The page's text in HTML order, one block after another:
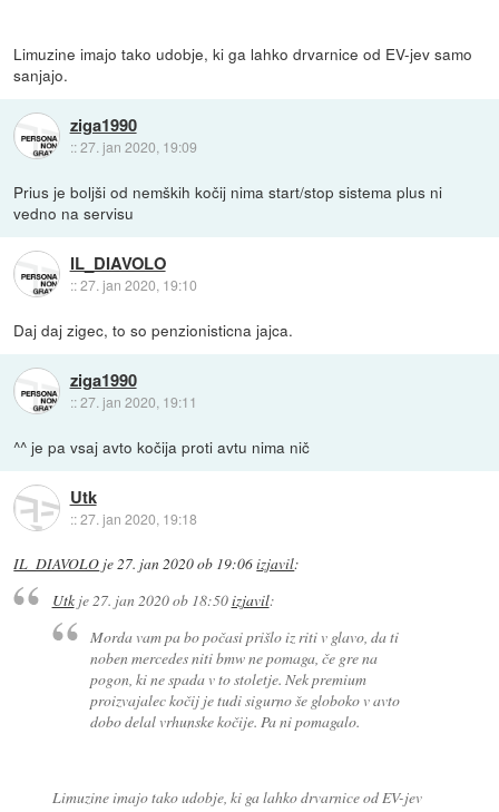
Limuzine imajo tako udobje, ki ga lahko drvarnice od EV-jev samo
sanjajo.
ziga1990
::27. jan 2020, 19:09
Prius je boljši od nemških kočij nima start/stop sistema plus ni
vedno na servisu
IL_DIAVOLO
::27. jan 2020, 19:10
Daj daj zigec, to so penzionisticna jajca.
ziga1990
::27. jan 2020, 19:11
^^ je pa vsaj avto kočija proti avtu nima nič
Utk
::27. jan 2020, 19:18
IL_DIAVOLO je27. jan 2020 ob 19:06izjavil:
Utkje27. jan 2020 ob 18:50izjavil:
Morda vam pa bo počasi prišlo iz riti v glavo, da ti
noben mercedes niti bmw ne pomaga, če gre na
pogon, ki ne spada v to stoletje. Nek premium
proizvajalec kočij je tudi sigurno še globoko v avto
dobo delal vrhunske kočije. Pa ni pomagalo.
Limuzine imajo tako udobje, ki ga lahko drvarnice od EV-jev